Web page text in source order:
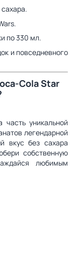
по 330 мл.
и повседневного
Cola Star
уникальной
легендарной
вкус без сахара
собственную
любимым